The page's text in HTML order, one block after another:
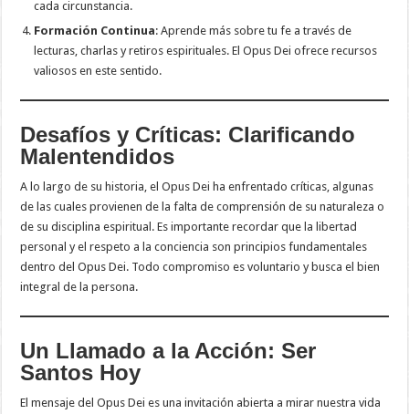
cada circunstancia.
Formación Continua: Aprende más sobre tu fe a través de
lecturas, charlas y retiros espirituales. El Opus Dei ofrece recursos
valiosos en este sentido.
Desafíos y Críticas: Clarificando
Malentendidos
A lo largo de su historia, el Opus Dei ha enfrentado críticas, algunas
de las cuales provienen de la falta de comprensión de su naturaleza o
de su disciplina espiritual. Es importante recordar que la libertad
personal y el respeto a la conciencia son principios fundamentales
dentro del Opus Dei. Todo compromiso es voluntario y busca el bien
integral de la persona.
Un Llamado a la Acción: Ser
Santos Hoy
El mensaje del Opus Dei es una invitación abierta a mirar nuestra vida